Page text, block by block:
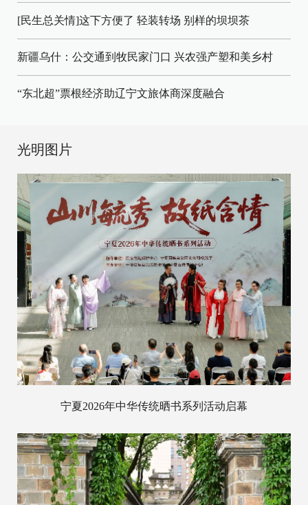
[民生总关情]这下方便了 轻装转场 别样的坝坝茶
新疆乌什：公交通到牧民家门口 兴农强产塑和美乡村
“东北超”票根经济助辽宁文旅体商深度融合
光明图片
宁夏2026年中华传统晒书系列活动启幕